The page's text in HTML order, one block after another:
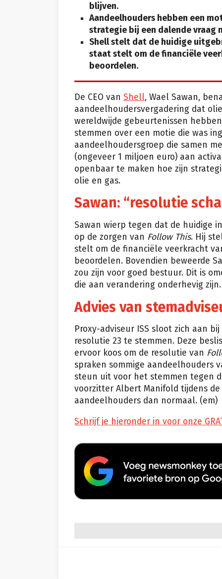
blijven.
Aandeelhouders hebben een
strategie bij een dalende vraag
Shell stelt dat de huidige
staat stelt om de financiële
beoordelen.
De CEO van Shell, Wael Sawan,
aandeelhoudersvergadering dat
wereldwijde gebeurtenissen
stemmen over een motie die was
aandeelhoudersgroep die samen
(ongeveer 1 miljoen euro) aan
openbaar te maken hoe zijn
olie en gas.
Sawan: “resolutie
Sawan wierp tegen dat de huidige
op de zorgen van Follow This. Hij
stelt om de financiële veerkracht
beoordelen. Bovendien beweerde
zou zijn voor goed bestuur. Dit is
die aan verandering onderhevig zijn.
Advies van
Proxy-adviseur ISS sloot zich aan
resolutie 23 te stemmen. Deze
ervoor koos om de resolutie van
spraken sommige aandeelhouders
steun uit voor het stemmen tegen
voorzitter Albert Manifold tijdens
aandeelhouders dan normaal. (em)
Schrijf je hieronder in voor onze